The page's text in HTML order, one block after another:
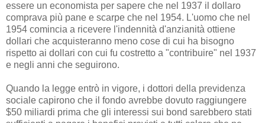
essere un economista per sapere che nel 1937 il dollaro
comprava più pane e scarpe che nel 1954. L'uomo che nel
1954 comincia a ricevere l'indennità d'anzianità ottiene
dollari che acquisteranno meno cose di cui ha bisogno
rispetto ai dollari con cui fu costretto a "contribuire" nel 1937
e negli anni che seguirono.
Quando la legge entrò in vigore, i dottori della previdenza
sociale capirono che il fondo avrebbe dovuto raggiungere
$50 miliardi prima che gli interessi sui bond sarebbero stati